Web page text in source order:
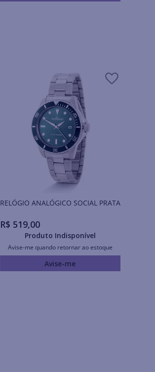
RELÓGIO ANALÓGICO SOCIAL PRATA
R$ 519,00
Produto Indisponível
Avise-me quando retornar ao estoque
Avise-me